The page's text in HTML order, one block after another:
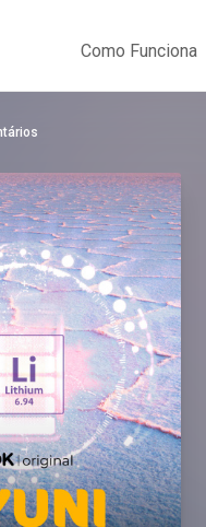
Como Funciona